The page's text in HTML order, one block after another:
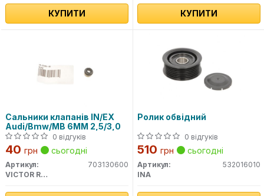
КУПИТИ КУПИТИ
Сальники клапанів IN/EX
Audi/Bmw/MB 6MM 2,5/3,0
0 відгуків
40 грн сьогодні
Артикул:
703130600
VICTOR REINZ
Ролик обвідний
0 відгуків
510 грн сьогодні
Артикул:
532016010
INA